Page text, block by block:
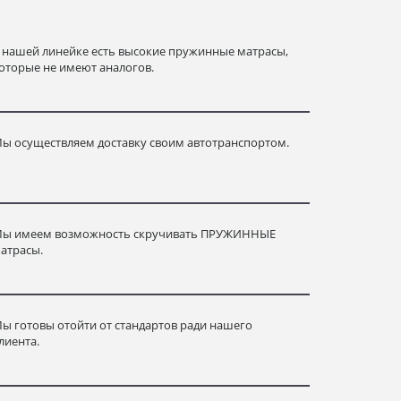
нашей линейке есть высокие пружинные матрасы,
не имеют аналогов.
осуществляем доставку своим автотранспортом.
имеем возможность скручивать ПРУЖИННЫЕ
готовы отойти от стандартов ради нашего